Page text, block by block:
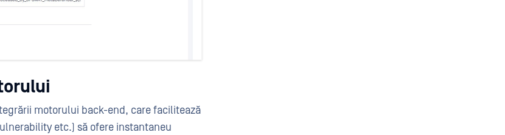
motorului back-end, care facilitează
etc.) să ofere instantaneu